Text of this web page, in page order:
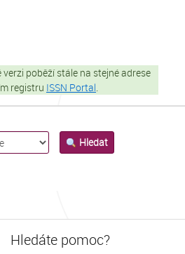
poběží stále na stejné adrese
registru ISSN Portal.
Hledat
Hledáte pomoc?